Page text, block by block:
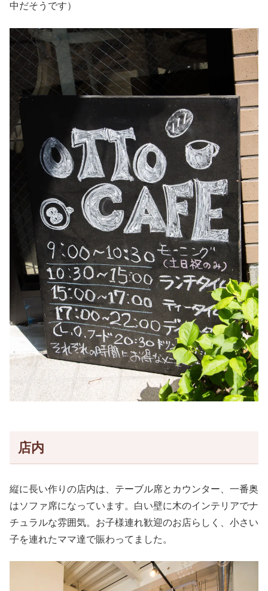
中だそうです）
店内
縦に長い作りの店内は、テーブル席とカウンター、一番奥
はソファ席になっています。白い壁に木のインテリアでナ
チュラルな雰囲気。お子様連れ歓迎のお店らしく、小さい
子を連れたママ達で賑わってました。